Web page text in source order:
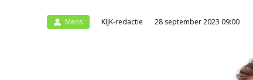
Mens KIJK-redactie 28 september 2023 09:00